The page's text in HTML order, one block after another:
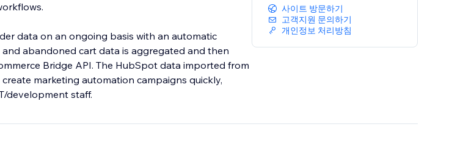
data on an ongoing basis with an automatic
abandoned cart data is aggregated and then
Bridge API. The HubSpot data imported from
marketing automation campaigns quickly,
development staff.
사이트 방문하기
고객지원 문의하기
개인정보 처리방침